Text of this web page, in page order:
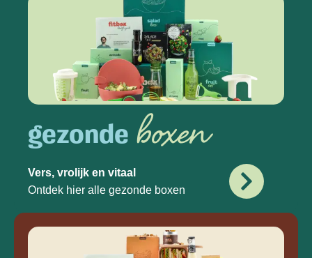
gezonde boxen
Vers, vrolijk en vitaal
Ontdek hier alle gezonde boxen